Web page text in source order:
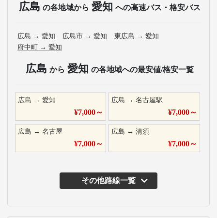
広島 の各地域から 愛知 への高速バス・格安バス
広島 → 愛知 広島市 → 愛知 東広島 → 愛知
府中町
→ 愛知
広島 から 愛知 の各地域への最安値/格安一覧
広島 → 愛知
¥7,000～
広島 →名古屋駅
¥7,000～
広島 → 名古屋
¥7,000～
広島 →清須
¥7,000～
その他路線一覧